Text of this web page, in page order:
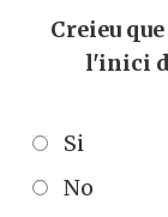
Creieu
l'inici
Si
No